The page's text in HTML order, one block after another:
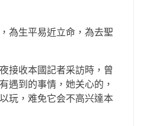
平易近立命，為去聖
收本國記者采訪時，曾
遇到的事情，她关心的，
玩，难免它会不高兴達本